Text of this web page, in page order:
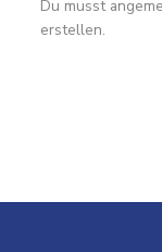
Du musst
erstellen.